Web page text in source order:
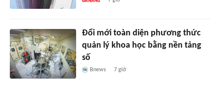
Đổi mới toàn diện phương thức
quản lý khoa học bằng nền tảng
số
Bnews 7 giờ